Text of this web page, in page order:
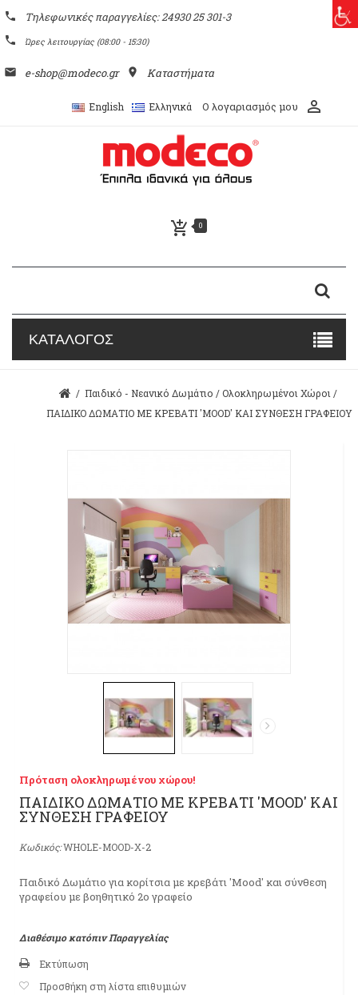
phone Τηλεφωνικές παραγγελίες: 24930 25 301-3
phone Ώρες λειτουργίας (08:00 - 15:30)
email e-shop@modeco.gr place Καταστήματα
English Ελληνικά Ο λογαριασμός μου perm_identity
add_shopping_cart 0
ΚΑΤΑΛΟΓΟΣ
/ Παιδικό - Νεανικό Δωμάτιο / Ολοκληρωμένοι Χώροι /
ΠΑΙΔΙΚΟ ΔΩΜΑΤΙΟ ΜΕ ΚΡΕΒΑΤΙ 'MOOD' ΚΑΙ ΣΥΝΘΕΣΗ ΓΡΑΦΕΙΟΥ
Πρόταση ολοκληρωμένου χώρου!
ΠΑΙΔΙΚΟ ΔΩΜΑΤΙΟ ΜΕ ΚΡΕΒΑΤΙ 'MOOD' ΚΑΙ
ΣΥΝΘΕΣΗ ΓΡΑΦΕΙΟΥ
Κωδικός:WHOLE-MOOD-X-2
Παιδικό Δωμάτιο για κορίτσια με κρεβάτι 'Mood' και σύνθεση
γραφείου με βοηθητικό 2ο γραφείο
Διαθέσιμο κατόπιν Παραγγελίας
Εκτύπωση
Προσθήκη στη λίστα επιθυμιών